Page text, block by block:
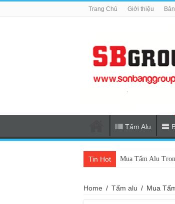
Trang Chủ Giới thiệu
Tấm Alu
Tin Hot Mua Tấm Alu
Home / Tấm alu / Mua